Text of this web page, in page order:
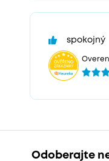
spokojný
Odoberajte